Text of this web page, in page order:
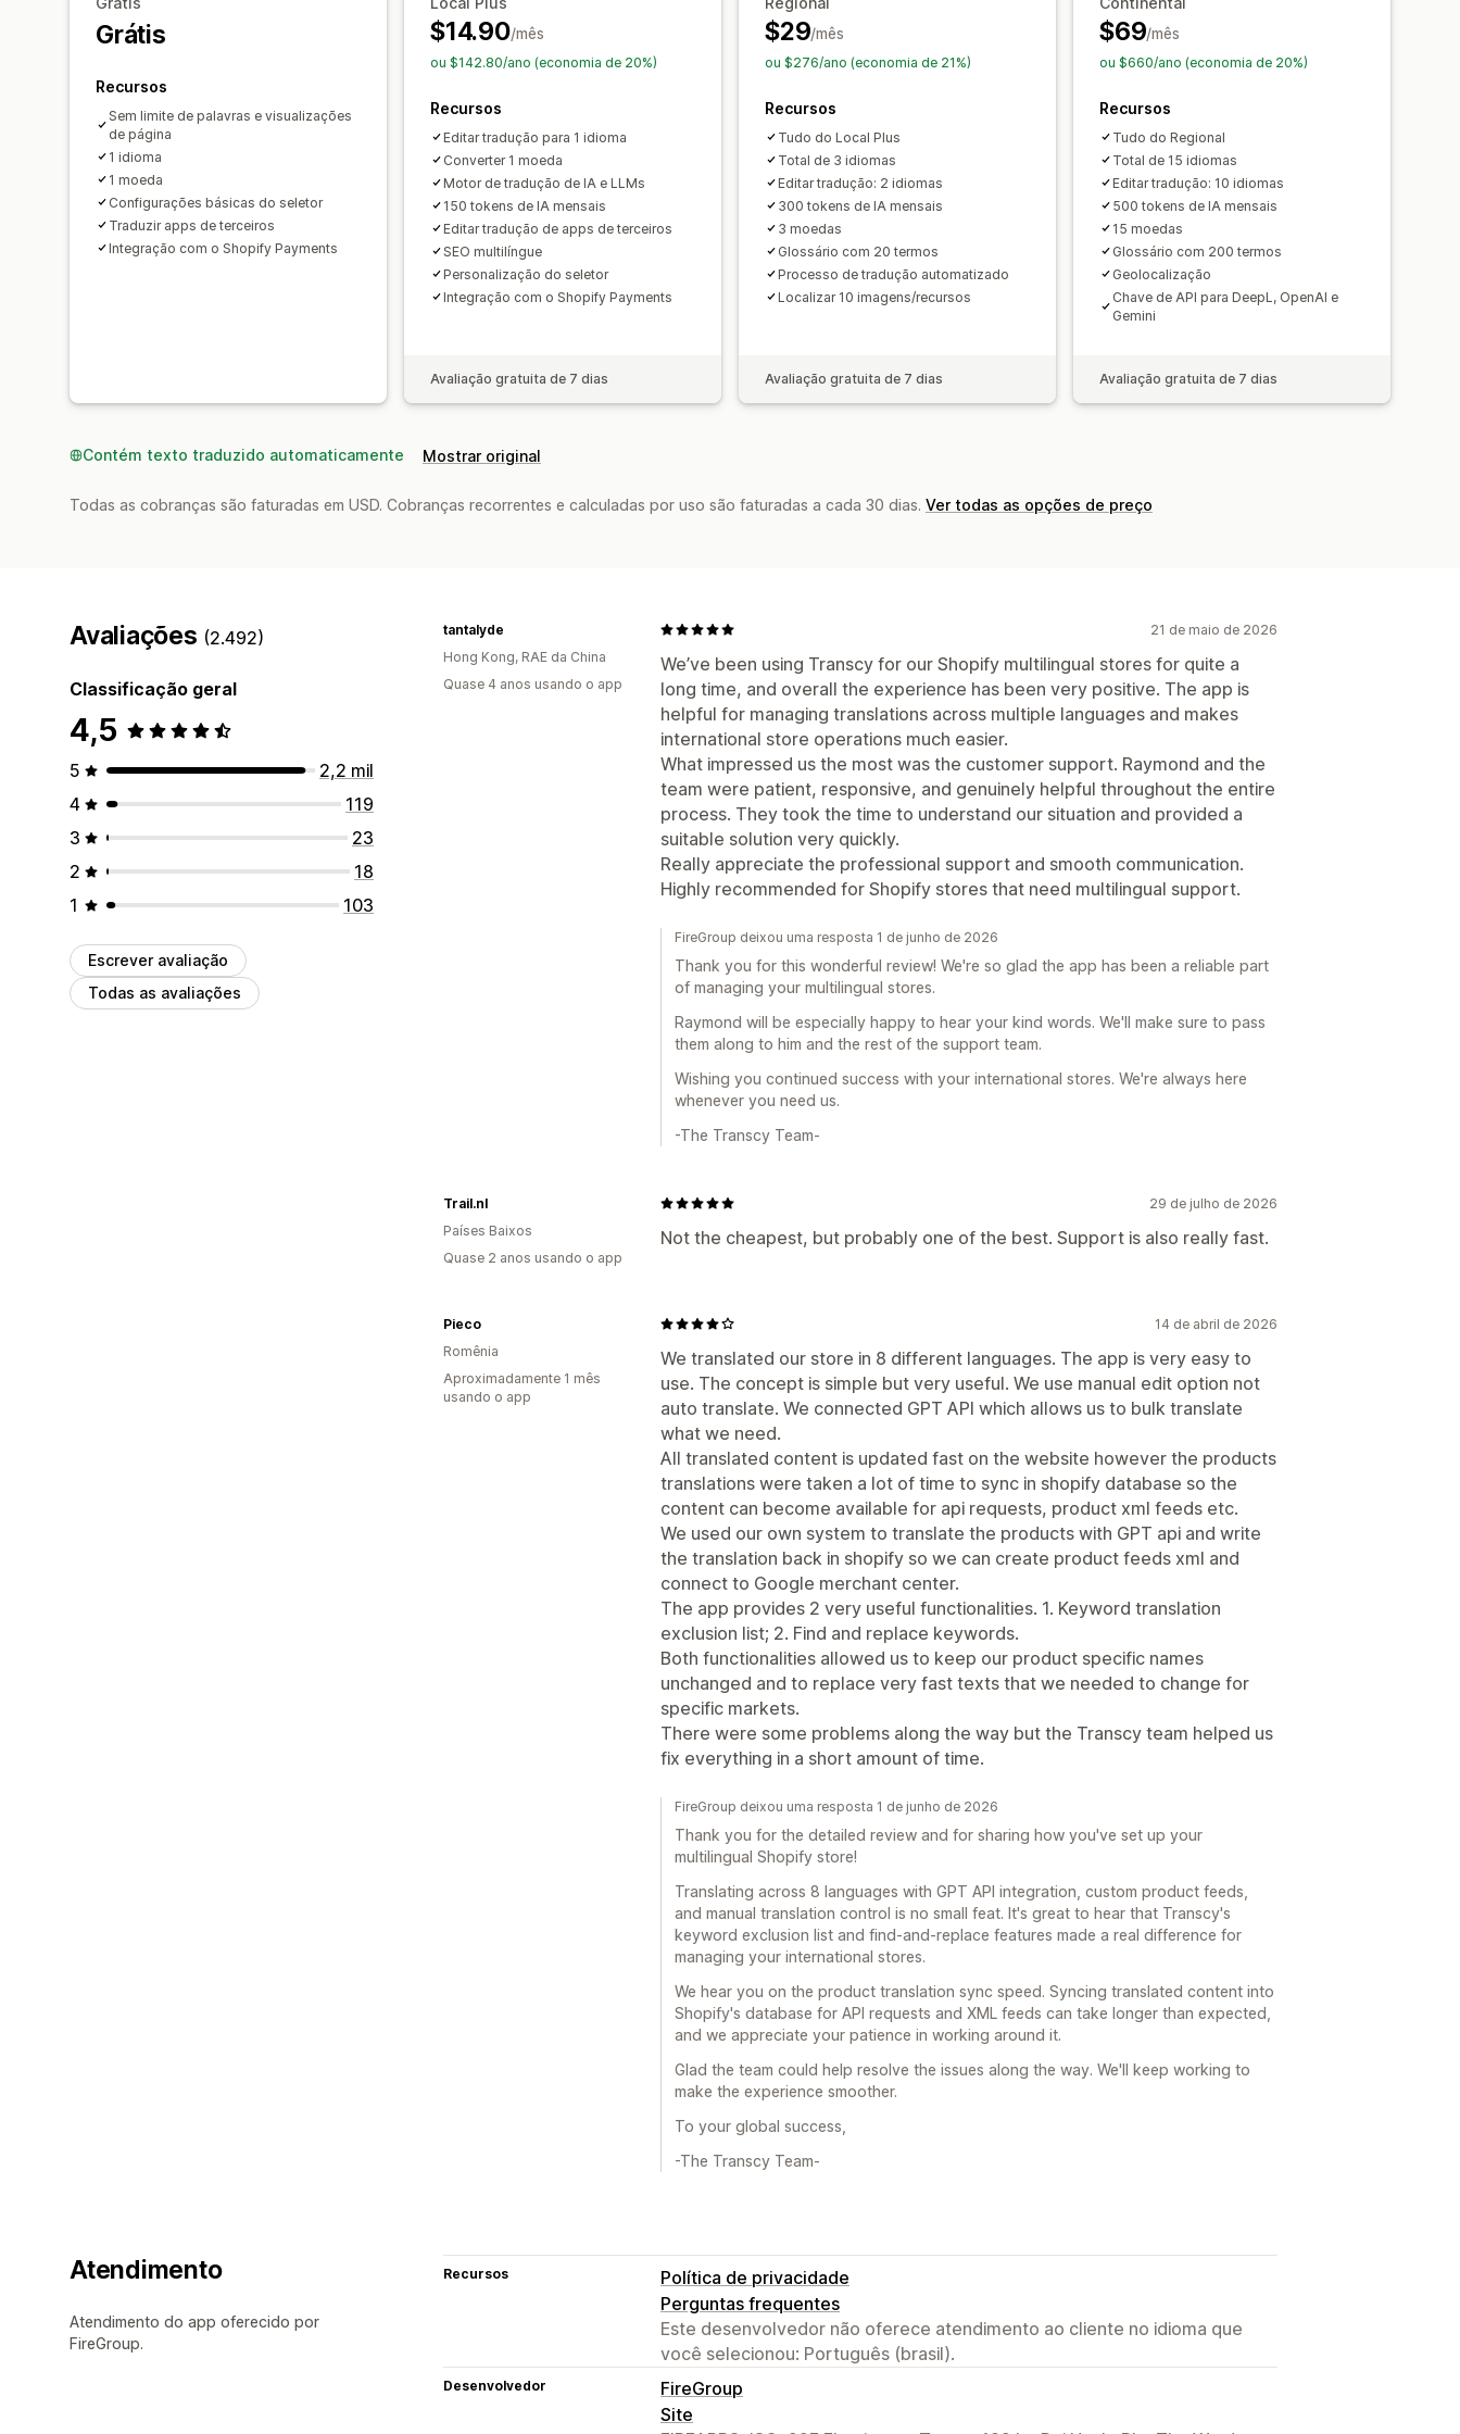
Tradução profissional
Gerenciamento de glossário
Redirecionamento automático Alternador de idioma
Grátis
Recursos
Sem limite de palavras e visualizações
de página
1 idioma
1 moeda
Configurações básicas do seletor
Traduzir apps de terceiros
Integração com o Shopify Payments
$14.90/mês
ou $142.80/ano (economia de 20%)
Recursos
Editar tradução para 1 idioma
Converter 1 moeda
Motor de tradução de IA e LLMs
150 tokens de IA mensais
Editar tradução de apps de terceiros
SEO multilíngue
Personalização do seletor
Integração com o Shopify Payments
Avaliação gratuita de 7 dias
$29/mês
ou $276/ano (economia de 21%)
Recursos
Tudo do Local Plus
Total de 3 idiomas
Editar tradução: 2 idiomas
300 tokens de IA mensais
3 moedas
Glossário com 20 termos
Processo de tradução automatizado
Localizar 10 imagens/recursos
Avaliação gratuita de 7 dias
$69/mês
ou $660/ano (economia de 20%)
Recursos
Tudo do Regional
Total de 15 idiomas
Editar tradução: 10 idiomas
500 tokens de IA mensais
15 moedas
Glossário com 200 termos
Geolocalização
Chave de API para DeepL, OpenAI e
Gemini
Avaliação gratuita de 7 dias
Contém texto traduzido automaticamente Mostrar original
Todas as cobranças são faturadas em USD. Cobranças recorrentes e calculadas por uso são faturadas a cada 30 dias. Ver todas as opções de preço
Avaliações (2.492)
Classificação geral
4,5
5
2,2 mil
4
119
3
23
2
18
1
103
Escrever avaliação
Todas as avaliações
21 de maio de 2026
We’ve been using Transcy for our Shopify multilingual stores for quite a
long time, and overall the experience has been very positive. The app is
helpful for managing translations across multiple languages and makes
international store operations much easier.
What impressed us the most was the customer support. Raymond and the
team were patient, responsive, and genuinely helpful throughout the entire
process. They took the time to understand our situation and provided a
suitable solution very quickly.
Really appreciate the professional support and smooth communication.
Highly recommended for Shopify stores that need multilingual support.
tantalyde
Hong Kong, RAE da China
Quase 4 anos usando o app
FireGroup deixou uma resposta 1 de junho de 2026
Thank you for this wonderful review! We're so glad the app has been a reliable part
of managing your multilingual stores.
Raymond will be especially happy to hear your kind words. We'll make sure to pass
them along to him and the rest of the support team.
Wishing you continued success with your international stores. We're always here
whenever you need us.
-The Transcy Team-
29 de julho de 2026
Not the cheapest, but probably one of the best. Support is also really fast.
Trail.nl
Países Baixos
Quase 2 anos usando o app
14 de abril de 2026
We translated our store in 8 different languages. The app is very easy to
use. The concept is simple but very useful. We use manual edit option not
auto translate. We connected GPT API which allows us to bulk translate
what we need.
All translated content is updated fast on the website however the products
translations were taken a lot of time to sync in shopify database so the
content can become available for api requests, product xml feeds etc.
We used our own system to translate the products with GPT api and write
the translation back in shopify so we can create product feeds xml and
connect to Google merchant center.
The app provides 2 very useful functionalities. 1. Keyword translation
exclusion list; 2. Find and replace keywords.
Both functionalities allowed us to keep our product specific names
unchanged and to replace very fast texts that we needed to change for
specific markets.
There were some problems along the way but the Transcy team helped us
fix everything in a short amount of time.
Pieco
Romênia
Aproximadamente 1 mês
usando o app
FireGroup deixou uma resposta 1 de junho de 2026
Thank you for the detailed review and for sharing how you've set up your
multilingual Shopify store!
Translating across 8 languages with GPT API integration, custom product feeds,
and manual translation control is no small feat. It's great to hear that Transcy's
keyword exclusion list and find-and-replace features made a real difference for
managing your international stores.
We hear you on the product translation sync speed. Syncing translated content into
Shopify's database for API requests and XML feeds can take longer than expected,
and we appreciate your patience in working around it.
Glad the team could help resolve the issues along the way. We'll keep working to
make the experience smoother.
To your global success,
-The Transcy Team-
Atendimento
Atendimento do app oferecido por
FireGroup.
Recursos
Política de privacidade
Perguntas frequentes
Este desenvolvedor não oferece atendimento ao cliente no idioma que
você selecionou: Português (brasil).
Desenvolvedor
FireGroup
Site